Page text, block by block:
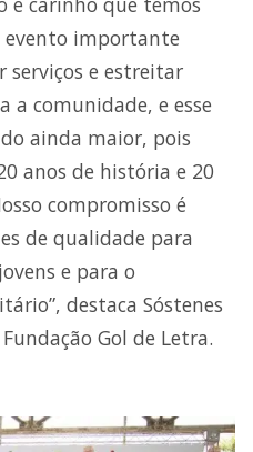
evento importante
serviços e estreitar
a comunidade, e esse
ainda maior, pois
anos de história e 20
compromisso é
de qualidade para
e para o
destaca Sóstenes
Gol de Letra.